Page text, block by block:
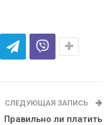
СЛЕДУЮЩАЯ ЗАПИСЬ
Правильно ли платить